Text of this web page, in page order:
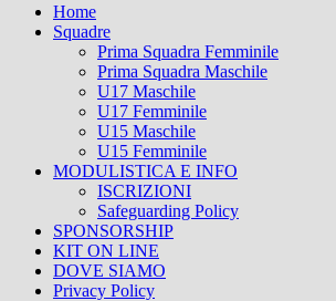
Home
Squadre
Prima Squadra Femminile
Prima Squadra Maschile
U17 Maschile
U17 Femminile
U15 Maschile
U15 Femminile
MODULISTICA E INFO
ISCRIZIONI
Safeguarding Policy
SPONSORSHIP
KIT ON LINE
DOVE SIAMO
Privacy Policy